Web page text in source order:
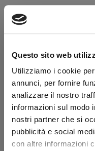
Questo sito web
Utilizziamo i cookie
annunci, per fornire
analizzare il nostro
informazioni sul modo
nostri partner che si
pubblicità e social
con altre informazioni
Finissaggio
Bocchino
Foro bocchino (mm)
Filtro
Peso (g)
Confezione originale